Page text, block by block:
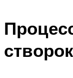
створок